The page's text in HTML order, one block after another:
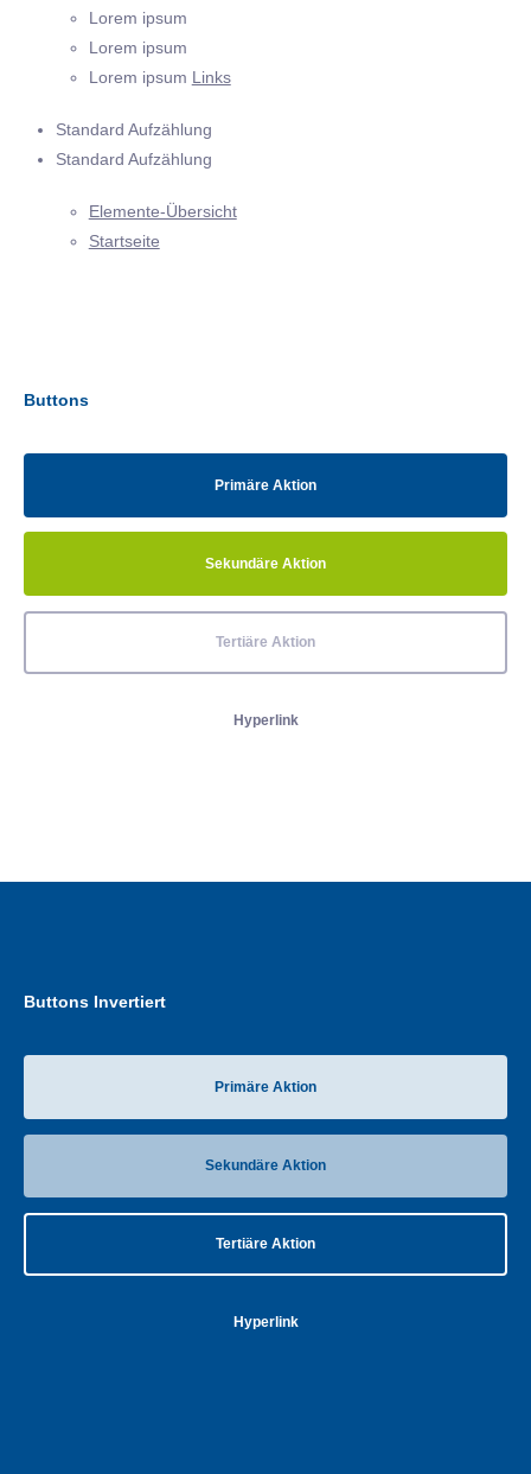
Lorem ipsum
Lorem ipsum
Lorem ipsum Links
Standard Aufzählung
Standard Aufzählung
Elemente-Übersicht
Startseite
Buttons
Primäre Aktion
Sekundäre Aktion
Tertiäre Aktion
Hyperlink
Buttons Invertiert
Primäre Aktion
Sekundäre Aktion
Tertiäre Aktion
Hyperlink